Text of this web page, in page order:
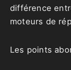
différence
moteurs de
Les points